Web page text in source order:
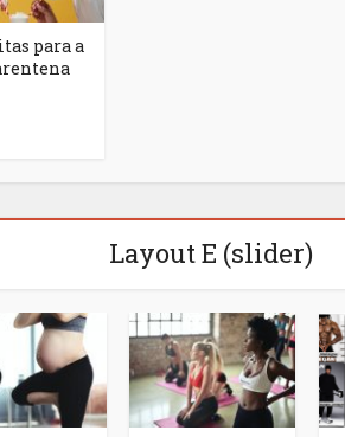
para a
Layout E (slider)